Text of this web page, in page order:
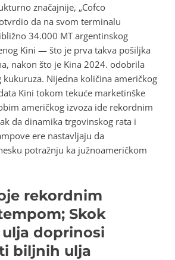
značajnije, „Cofco
da na svom terminalu
34.000 MT argentinskog
Kini — što je prva takva pošiljka
nakon što je Kina 2024. odobrila
kukuruza. Nijedna količina američkog
Kini tokom tekuće marketinške
američkog izvoza ide rekordnim
da dinamika trgovinskog rata i
ere nastavljaju da
potražnju ka južnoameričkom
rekordnim
Skok
doprinosi
biljnih ulja